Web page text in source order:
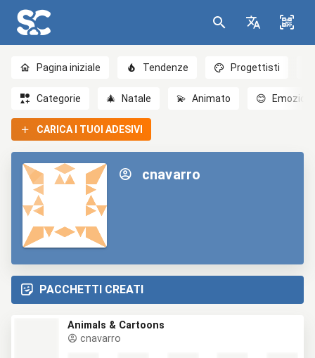
Pagina iniziale Tendenze Progettisti
Categorie 🎄 Natale 💫 Animato 😊 Emozioni
CARICA I TUOI ADESIVI
cnavarro
PACCHETTI CREATI
Animals & Cartoons
cnavarro